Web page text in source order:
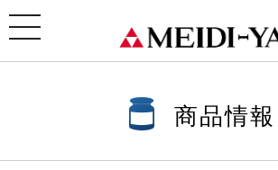
toggle
navigation
ージン オリーブオイル ラウデミオ 229g/458g
商品情報